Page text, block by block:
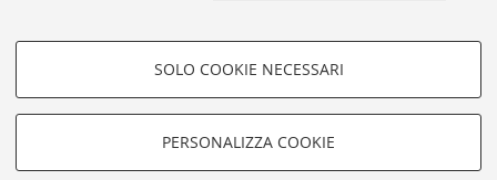
COOKIE DI PROFILAZIONE -
FACOLTATIVI
SOLO COOKIE NECESSARI
PERSONALIZZA COOKIE
Rubrica di Ateneo
Privacy e note legali